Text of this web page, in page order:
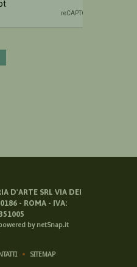
D'ARTE SRL VIA DEI
- ROMA - IVA:
by netSnap.it
SITEMAP